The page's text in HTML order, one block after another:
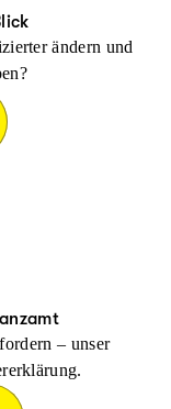
ändern und
– unser